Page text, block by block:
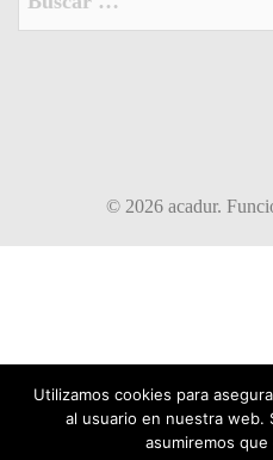
© 2026 acadur.
Utilizamos cookies para
al usuario en nuestra web.
asumiremos